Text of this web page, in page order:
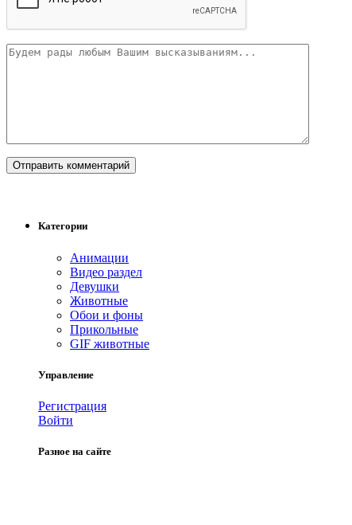
Категории
Анимации
Видео раздел
Девушки
Животные
Обои и фоны
Прикольные
GIF животные
Управление
Регистрация
Войти
Разное на сайте